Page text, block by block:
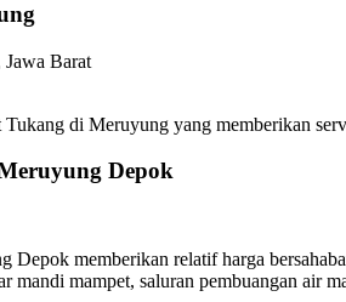
Barat
di Meruyung yang memberikan
Depok
memberikan relatif harga
mandi mampet, saluran pembuangan air